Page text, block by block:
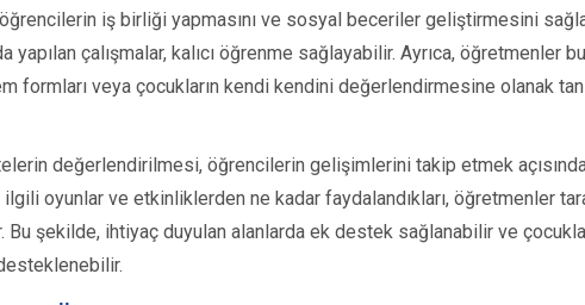
öğrencilerin iş birliği yapmasını ve sosyal beceriler geliştirmesini
yapılan çalışmalar, kalıcı öğrenme sağlayabilir. Ayrıca, öğretmenler bu
formları veya çocukların kendi kendini değerlendirmesine olanak
değerlendirilmesi, öğrencilerin gelişimlerini takip etmek
oyunlar ve etkinliklerden ne kadar faydalandıkları, öğretmenler
şekilde, ihtiyaç duyulan alanlarda ek destek sağlanabilir ve